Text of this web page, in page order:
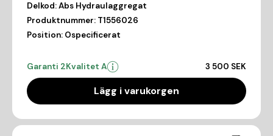
Delkod:Abs Hydraulaggregat
Produktnummer: T1556026
Position: Ospecificerat
Garanti 2Kvalitet A 3 500 SEK
Lägg i varukorgen